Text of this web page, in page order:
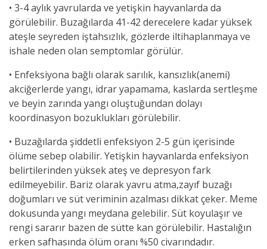
• 3-4 aylık yavrularda ve yetişkin hayvanlarda da
görülebilir. Buzağılarda 41-42 derecelere kadar yüksek
ateşle seyreden iştahsızlık, gözlerde iltihaplanmaya ve
ishale neden olan semptomlar görülür.
• Enfeksiyona bağlı olarak sarılık, kansızlık(anemi)
akciğerlerde yangı, idrar yapamama, kaslarda sertleşme
ve beyin zarında yangı oluştuğundan dolayı
koordinasyon bozuklukları görülebilir.
• Buzağılarda şiddetli enfeksiyon 2-5 gün içerisinde
ölüme sebep olabilir. Yetişkin hayvanlarda enfeksiyon
belirtilerinden yüksek ateş ve depresyon fark
edilmeyebilir. Bariz olarak yavru atma,zayıf buzağı
doğumları ve süt veriminin azalması dikkat çeker. Meme
dokusunda yangı meydana gelebilir. Süt koyulaşır ve
rengi sararır bazen de sütte kan görülebilir. Hastalığın
erken safhasında ölüm oranı %50 civarındadır.